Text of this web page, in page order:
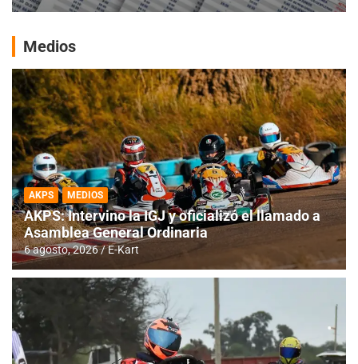
Medios
AKPS MEDIOS
AKPS: Intervino la IGJ y oficializó el llamado a
Asamblea General Ordinaria
6 agosto, 2026 E-Kart